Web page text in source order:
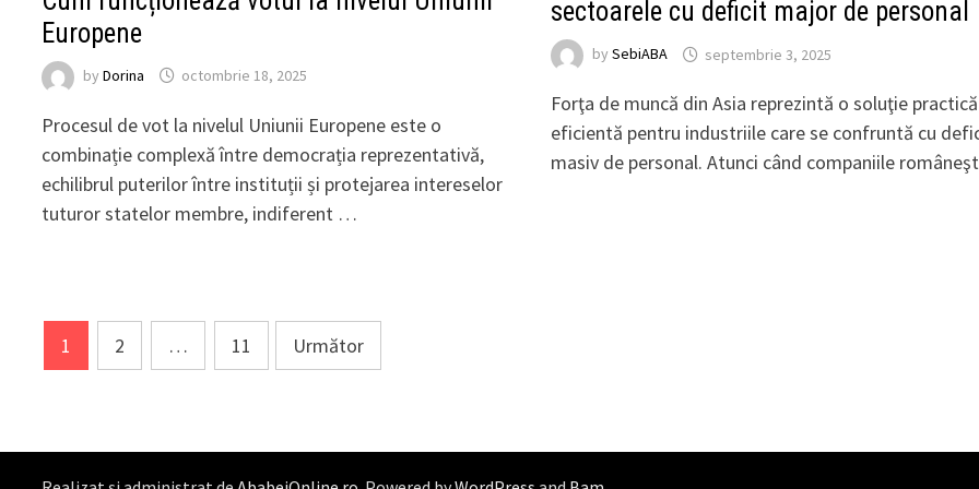
Europene
byDorina octombrie 18, 2025
Procesul de vot la nivelul Uniunii Europene este o
combinație complexă între democrația reprezentativă,
echilibrul puterilor între instituții și protejarea intereselor
tuturor statelor membre, indiferent …
sectoarele cu deficit major de personal
by SebiABA septembrie 3, 2025
Forţa de muncă din Asia reprezintă o soluţie
eficientă pentru industriile care se confruntă cu
masiv de personal. Atunci când companiile
Paginație
articole
1 2 … 11 Următor